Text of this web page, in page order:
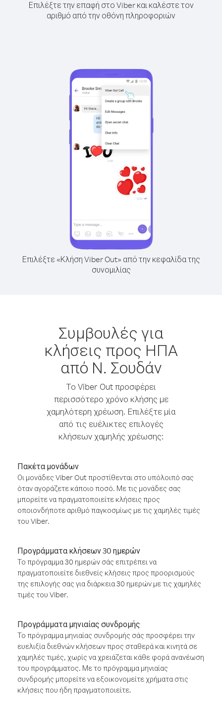
Επιλέξτε την επαφή στο Viber και καλέστε τον
αριθμό από την οθόνη πληροφοριών
Επιλέξτε «Κλήση Viber Out» από την κεφαλίδα της
συνομιλίας
Συμβουλές για
κλήσεις προς ΗΠΑ
από Ν. Σουδάν
Το Viber Out προσφέρει
περισσότερο χρόνο κλήσης με
χαμηλότερη χρέωση. Επιλέξτε μία
από τις ευέλικτες επιλογές
κλήσεων χαμηλής χρέωσης:
Πακέτα μονάδων
Οι μονάδες Viber Out προστίθενται στο υπόλοιπό σας
όταν αγοράζετε κάποιο ποσό. Με τις μονάδες σας
μπορείτε να πραγματοποιείτε κλήσεις προς
οποιονδήποτε αριθμό παγκοσμίως με τις χαμηλές τιμές
του Viber.
Προγράμματα κλήσεων 30 ημερών
Το πρόγραμμα 30 ημερών σάς επιτρέπει να
πραγματοποιείτε διεθνείς κλήσεις προς προορισμούς
της επιλογής σας για διάρκεια 30 ημερών με τις χαμηλές
τιμές του Viber.
Προγράμματα μηνιαίας συνδρομής
Το πρόγραμμα μηνιαίας συνδρομής σάς προσφέρει την
ευελιξία διεθνών κλήσεων προς σταθερά και κινητά σε
χαμηλές τιμές, χωρίς να χρειάζεται κάθε φορά ανανέωση
του προγράμματος. Με το πρόγραμμα μηνιαίας
συνδρομής μπορείτε να εξοικονομείτε χρήματα στις
κλήσεις που ήδη πραγματοποιείτε.